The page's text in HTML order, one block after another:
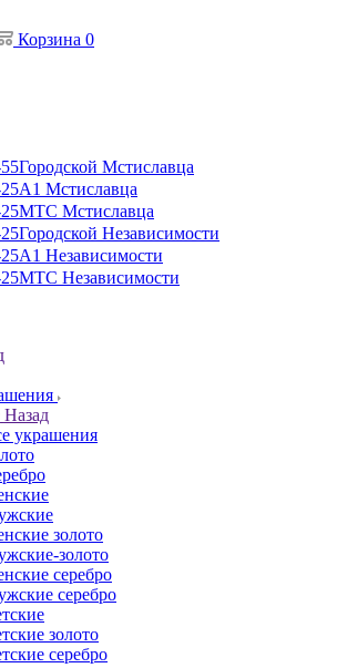
Корзина 0
Городской Мстиславца
A1 Мстиславца
МТС Мстиславца
Городской Независимости
A1 Независимости
МТС Независимости
Назад
украшения
золото
золото
серебро
серебро
золото
серебро